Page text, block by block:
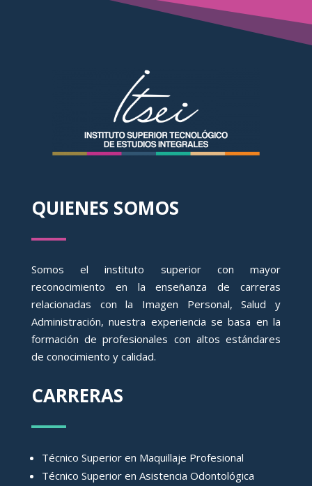
QUIENES SOMOS
Somos el instituto superior con mayor
reconocimiento en la enseñanza de carreras
relacionadas con la Imagen Personal, Salud y
Administración, nuestra experiencia se basa en la
formación de profesionales con altos estándares
de conocimiento y calidad.
CARRERAS
Técnico Superior en Maquillaje Profesional
Técnico Superior en Asistencia Odontológica